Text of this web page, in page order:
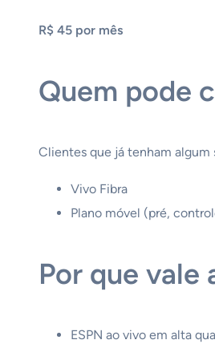
R$ 45 por mês
Quem pode
Clientes que já tenham algum
Vivo Fibra
Plano móvel (pré,
Por que vale
ESPN ao vivo em alta